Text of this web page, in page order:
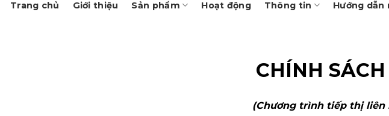
Trang chủ Giới thiệu Sản phẩm Hoạt động Thông tin Hướng dẫn
CHÍNH
(Chương trình tiếp thị liên